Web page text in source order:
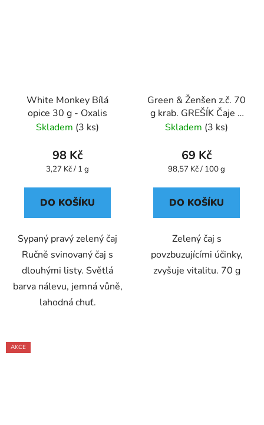
White Monkey Bílá
opice 30 g - Oxalis
Skladem (3 ks)
98 Kč
Měrná
3,27 Kč / 1 g
DO KOŠÍKU
Sypaný pravý zelený čaj
Ručně svinovaný čaj s
dlouhými listy. Světlá
barva nálevu, jemná vůně,
lahodná chuť.
Green & Ženšen z.č. 70
g krab. GREŠÍK Čaje 4
světadílů
Skladem (3 ks)
69 Kč
Měrná
98,57 Kč / 100 g
DO KOŠÍKU
Zelený čaj s
povzbuzujícími účinky,
zvyšuje vitalitu. 70 g
AKCE